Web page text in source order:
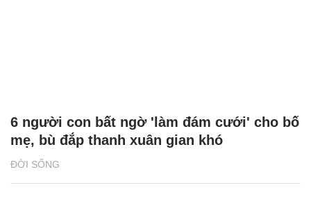
ĐỜI SỐNG
6 người con bất ngờ 'làm đám cưới' cho bố
mẹ, bù đắp thanh xuân gian khó